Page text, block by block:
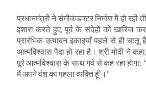
प्रधानमंत्री ने सेमीकंडक्टर निर्माण में हो रही
इशारा करते हुए, पूर्व के संदेहों को खारिज
प्रारंभिक उत्पादन इकाइयाँ पहले से ही
आत्मविश्वास पैदा हो रहा है। श्री मोदी ने कहा
पूरे आत्मविश्वास के साथ गर्व से कह रहा होगा: '
मैं अपने वंश का पहला व्यक्ति हूँ' ।"